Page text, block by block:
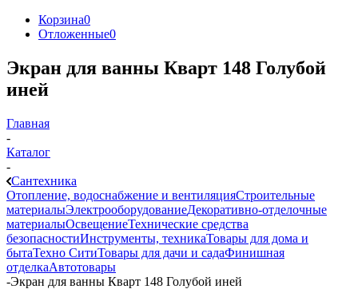
Корзина0
Отложенные0
Экран для ванны Кварт 148 Голубой
иней
Главная
-
Каталог
-
Сантехника
Отопление, водоснабжение и вентиляцияСтроительные
материалыЭлектрооборудованиеДекоративно-отделочные
материалыОсвещениеТехнические средства
безопасностиИнструменты, техникаТовары для дома и
бытаТехно СитиТовары для дачи и садаФинишная
отделкаАвтотовары
-Экран для ванны Кварт 148 Голубой иней